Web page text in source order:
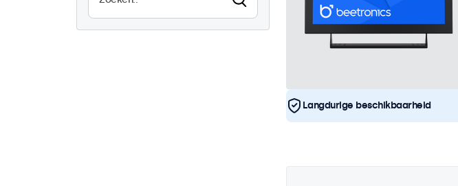
eMark
4
Langdurige beschikbaarheid